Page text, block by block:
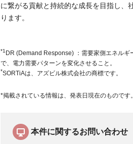
に繋がる貢献と持続的な成長を目指し、
ります。
*1 DR (Demand Response) ：需要家側エネルギ
で、電力需要パターンを変化させること。
*SORTiAは、アズビル株式会社の商標です。
*掲載されている情報は、発表日現在のものです。
本件に関するお問い合わせ